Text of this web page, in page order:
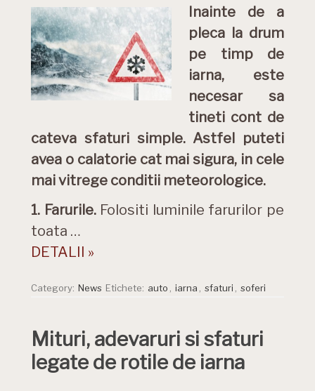
Inainte de a
pleca la drum
pe timp de
iarna, este
necesar sa
tineti cont de
cateva sfaturi simple. Astfel puteti
avea o calatorie cat mai sigura, in cele
mai vitrege conditii meteorologice.
1. Farurile.Folositi luminile farurilor pe
toata …
DETALII »
Category: News Etichete: auto iarna sfaturi soferi
Mituri, adevaruri si sfaturi
legate de rotile de iarna